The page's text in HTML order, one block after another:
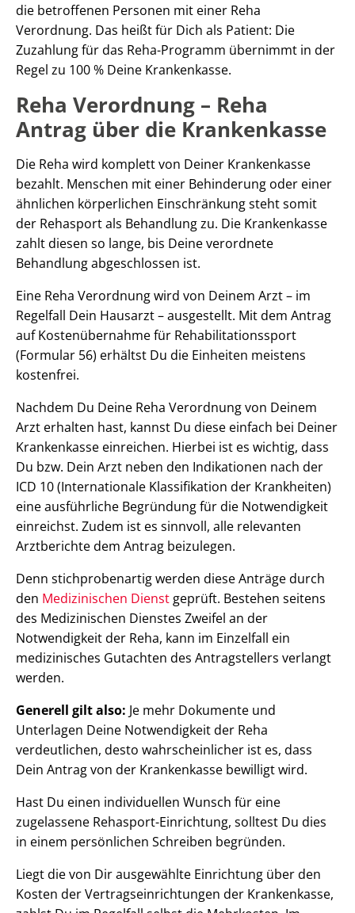
die betroffenen Personen mit einer Reha
Verordnung. Das heißt für Dich als Patient: Die
Zuzahlung für das Reha-Programm übernimmt in der
Regel zu 100 % Deine Krankenkasse.
Reha Verordnung – Reha
Antrag über die Krankenkasse
Die Reha wird komplett von Deiner Krankenkasse
bezahlt. Menschen mit einer Behinderung oder einer
ähnlichen körperlichen Einschränkung steht somit
der Rehasport als Behandlung zu. Die Krankenkasse
zahlt diesen so lange, bis Deine verordnete
Behandlung abgeschlossen ist.
Eine Reha Verordnung wird von Deinem Arzt – im
Regelfall Dein Hausarzt – ausgestellt. Mit dem Antrag
auf Kostenübernahme für Rehabilitationssport
(Formular 56) erhältst Du die Einheiten meistens
kostenfrei.
Nachdem Du Deine Reha Verordnung von Deinem
Arzt erhalten hast, kannst Du diese einfach bei Deiner
Krankenkasse einreichen. Hierbei ist es wichtig, dass
Du bzw. Dein Arzt neben den Indikationen nach der
ICD 10 (Internationale Klassifikation der Krankheiten)
eine ausführliche Begründung für die Notwendigkeit
einreichst. Zudem ist es sinnvoll, alle relevanten
Arztberichte dem Antrag beizulegen.
Denn stichprobenartig werden diese Anträge durch
den Medizinischen Dienst geprüft. Bestehen seitens
des Medizinischen Dienstes Zweifel an der
Notwendigkeit der Reha, kann im Einzelfall ein
medizinisches Gutachten des Antragstellers verlangt
werden.
Generell gilt also: Je mehr Dokumente und
Unterlagen Deine Notwendigkeit der Reha
verdeutlichen, desto wahrscheinlicher ist es, dass
Dein Antrag von der Krankenkasse bewilligt wird.
Hast Du einen individuellen Wunsch für eine
zugelassene Rehasport-Einrichtung, solltest Du dies
in einem persönlichen Schreiben begründen.
Liegt die von Dir ausgewählte Einrichtung über den
Kosten der Vertragseinrichtungen der Krankenkasse,